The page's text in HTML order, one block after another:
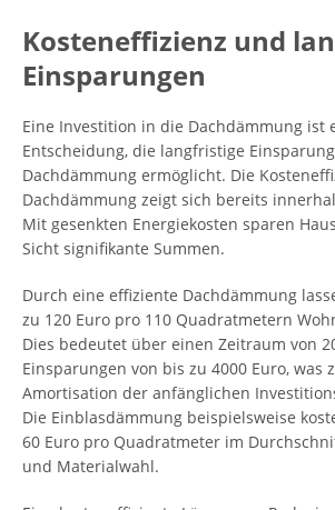
Kosteneffizienz und
Einsparungen
Eine Investition in die Dachdämmung ist
Entscheidung, die langfristige
Dachdämmung ermöglicht. Die
Dachdämmung zeigt sich bereits
Mit gesenkten Energiekosten sparen
Sicht signifikante Summen.
Durch eine effiziente Dachdämmung
zu 120 Euro pro 110 Quadratmetern
Dies bedeutet über einen Zeitraum von
Einsparungen von bis zu 4000 Euro, was
Amortisation der anfänglichen
Die Einblasdämmung beispielsweise
60 Euro pro Quadratmeter im
und Materialwahl.